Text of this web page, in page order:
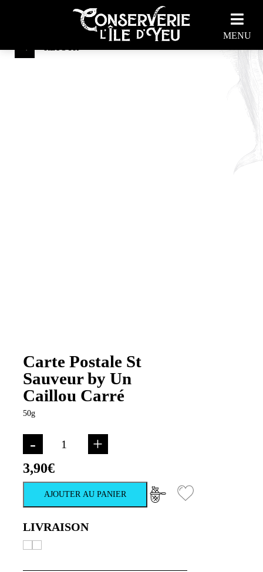
MENU
COFFRETS CADEAUX
RETOUR
Carte Postale St
Sauveur by Un
Caillou Carré
50g
- +
3,90€
AJOUTER AU PANIER
LIVRAISON